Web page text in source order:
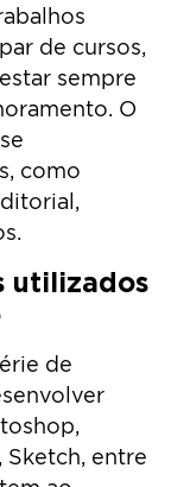
de cursos,
sempre
O
como
utilizados
de
Sketch, entre